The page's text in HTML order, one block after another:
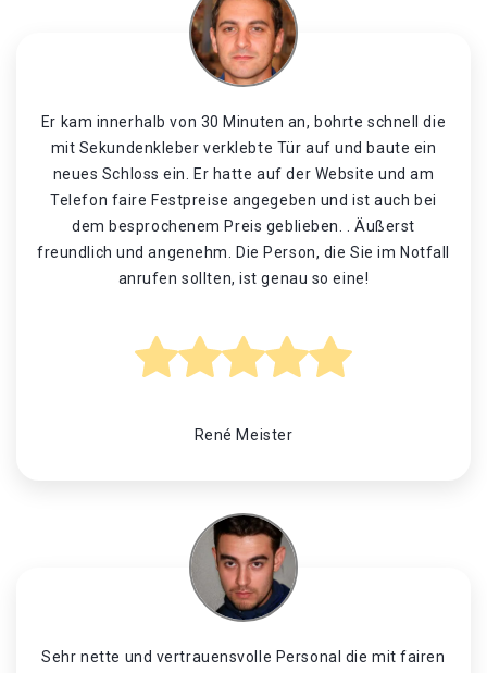
Er kam innerhalb von 30 Minuten an, bohrte schnell die
mit Sekundenkleber verklebte Tür auf und baute ein
neues Schloss ein. Er hatte auf der Website und am
Telefon faire Festpreise angegeben und ist auch bei
dem besprochenem Preis geblieben. . Äußerst
freundlich und angenehm. Die Person, die Sie im Notfall
anrufen sollten, ist genau so eine!
René Meister
Sehr nette und vertrauensvolle Personal die mit fairen